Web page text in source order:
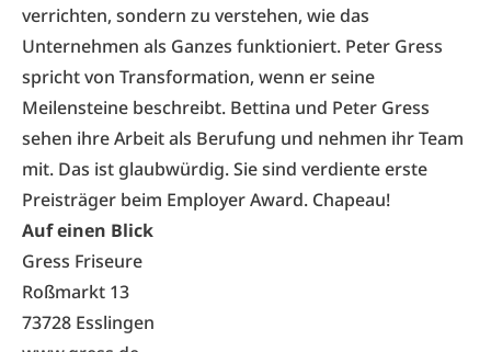
verrichten, sondern zu verstehen, wie das
Unternehmen als Ganzes funktioniert. Peter Gress
spricht von Transformation, wenn er seine
Meilensteine beschreibt. Bettina und Peter Gress
sehen ihre Arbeit als Berufung und nehmen ihr Team
mit. Das ist glaubwürdig. Sie sind verdiente erste
Preisträger beim Employer Award. Chapeau!
Auf einen Blick
Gress Friseure
Roßmarkt 13
73728 Esslingen